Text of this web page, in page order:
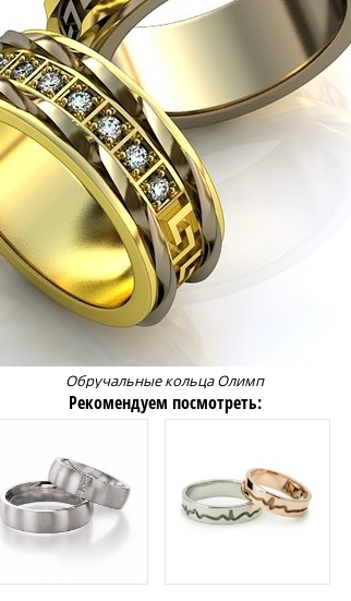
Обручальные кольца Олимп
Рекомендуем посмотреть: